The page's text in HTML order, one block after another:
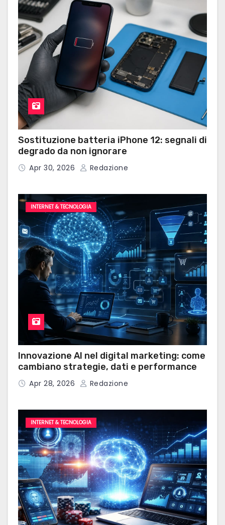
Sostituzione batteria iPhone 12: segnali di
degrado da non ignorare
Apr 30, 2026 Redazione
INTERNET & TECNOLOGIA
Innovazione AI nel digital marketing: come
cambiano strategie, dati e performance
Apr 28, 2026 Redazione
INTERNET & TECNOLOGIA